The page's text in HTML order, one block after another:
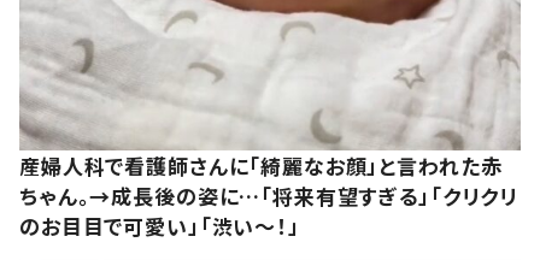
産婦人科で看護師さんに「綺麗なお顔」と言われた赤
ちゃん。→成長後の姿に…「将来有望すぎる」「クリクリ
のお目目で可愛い」「渋い～！」